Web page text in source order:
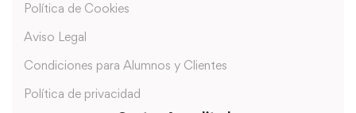
Política de Cookies
Aviso Legal
Condiciones para Alumnos y Clientes
Política de privacidad